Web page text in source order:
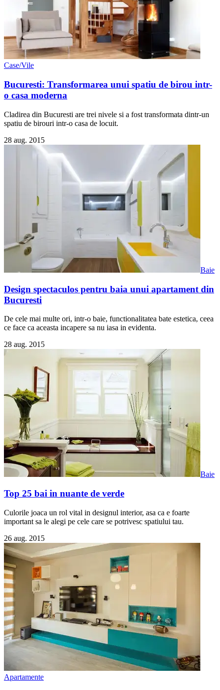
Case/Vile
Bucuresti: Transformarea unui spatiu de birou intr-
o casa moderna
Cladirea din Bucuresti are trei nivele si a fost transformata dintr-un
spatiu de birouri intr-o casa de locuit.
28 aug. 2015
Baie
Design spectaculos pentru baia unui apartament din
Bucuresti
De cele mai multe ori, intr-o baie, functionalitatea bate estetica, ceea
ce face ca aceasta incapere sa nu iasa in evidenta.
28 aug. 2015
Baie
Top 25 bai in nuante de verde
Culorile joaca un rol vital in designul interior, asa ca e foarte
important sa le alegi pe cele care se potrivesc spatiului tau.
26 aug. 2015
Apartamente